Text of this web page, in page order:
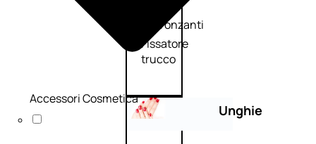
abbronzanti
Fissatore
trucco
Unghie
Accessori Cosmetica